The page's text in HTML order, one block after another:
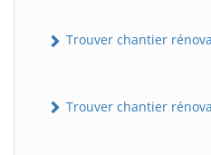
Trouver chantier
Trouver chantier